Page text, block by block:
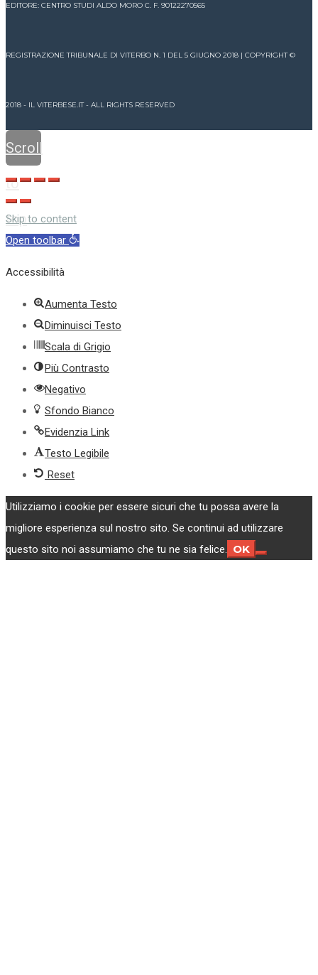
EDITORE: CENTRO STUDI ALDO MORO C. F. 90122270565
REGISTRAZIONE TRIBUNALE DI VITERBO N. 1 DEL 5 GIUGNO 2018 | COPYRIGHT ©
2018 - IL VITERBESE.IT - ALL RIGHTS RESERVED
Scroll
to
top
Skip to content
Open toolbar
Accessibilità
Aumenta Testo
Diminuisci Testo
Scala di Grigio
Più Contrasto
Negativo
Sfondo Bianco
Evidenzia Link
Testo Legibile
Reset
Utilizziamo i cookie per essere sicuri che tu possa avere la
migliore esperienza sul nostro sito. Se continui ad utilizzare
questo sito noi assumiamo che tu ne sia felice. OK